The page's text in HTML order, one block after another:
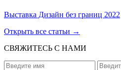
Выставка Дизайн без границ 2022
Открыть все статьи →
СВЯЖИТЕСЬ С НАМИ